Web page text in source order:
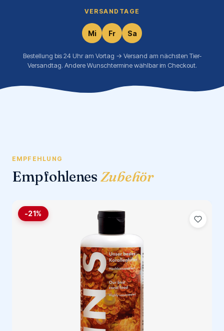
VERSANDTAGE
Mi Fr Sa
Bestellung bis 24 Uhr am Vortag → Versand am nächsten Tier-
Versandtag. Andere Wunschtermine wählbar im Checkout.
EMPFEHLUNG
Empfohlenes Zubehör
-21%